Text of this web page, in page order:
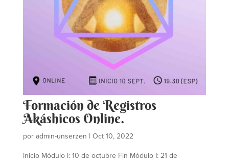
Formación de Registros
Akáshicos Online.
por admin-unserzen | Oct 10, 2022
Inicio Módulo I: 10 de octubre Fin Módulo I: 21 de